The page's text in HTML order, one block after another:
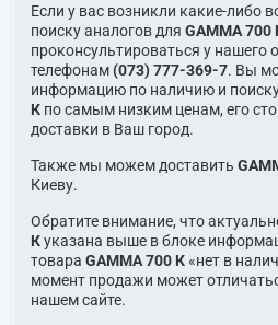
Если у вас возникли какие-либо
поиску аналогов для GAMMA 700
проконсультироваться у нашего
телефонам (073) 777-369-7. Вы
информацию по наличию и
К по самым низким ценам, его
доставки в Ваш город.
Также мы можем доставить
Киеву.
Обратите внимание, что
Куказана выше в блоке
товара GAMMA 700 К«нет в
момент продажи может
нашем сайте.